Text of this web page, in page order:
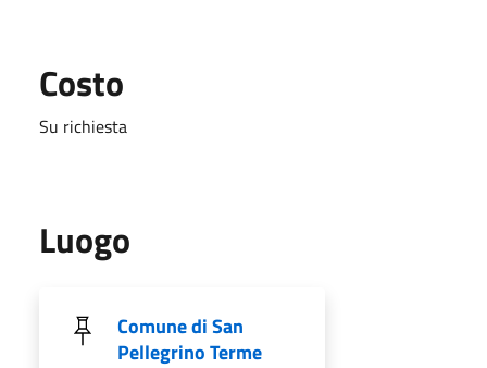
Costo
Su richiesta
Luogo
Comune di San
Pellegrino Terme